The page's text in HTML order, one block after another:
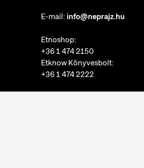
E-mail: info@neprajz.hu
Etnoshop:
+36 1 474 2150
Etknow Könyvesbolt:
+36 1 474 2222